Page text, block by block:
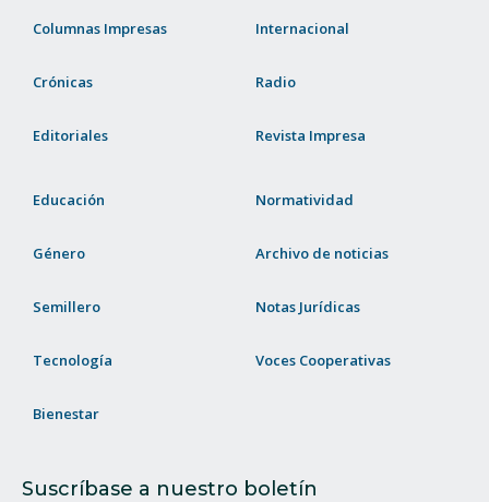
Columnas Impresas
Crónicas
Editoriales
Internacional
Radio
Revista Impresa
Educación
Género
Semillero
Tecnología
Bienestar
Normatividad
Archivo de noticias
Notas Jurídicas
Voces Cooperativas
Suscríbase a nuestro boletín